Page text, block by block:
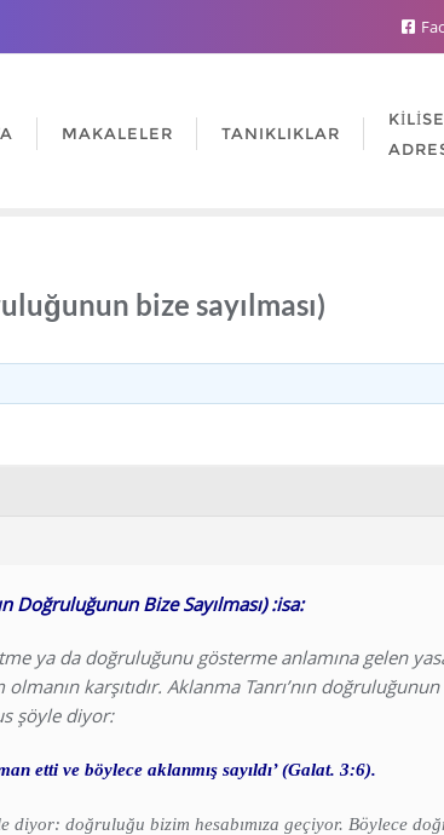
MAKALELER TANIKLIKLAR
KILISE
bize sayılması)
Doğruluğunun Bize Sayılması) :isa:
ya da doğruluğunu gösterme anlamına gelen
karşıtıdır. Aklanma Tanrı’nın
şöyle diyor:
etti ve böylece aklanmış sayıldı’ (Galat. 3:6).
diyor: doğruluğu bizim hesabımıza geçiyor. Böylece